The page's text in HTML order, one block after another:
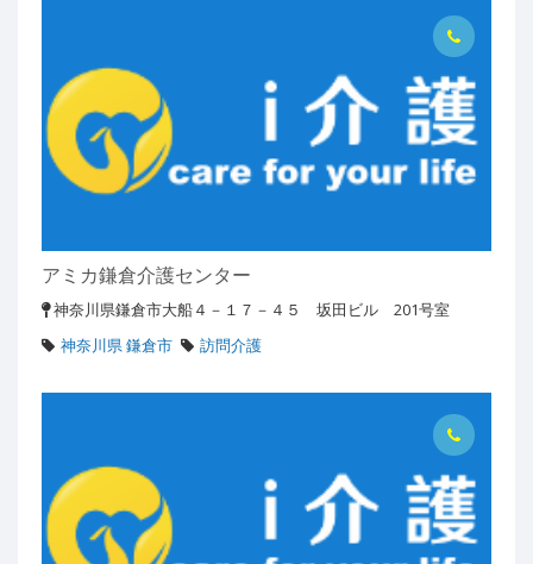
アミカ鎌倉介護センター
神奈川県鎌倉市大船４－１７－４５ 坂田ビル 201号室
神奈川県 鎌倉市
訪問介護